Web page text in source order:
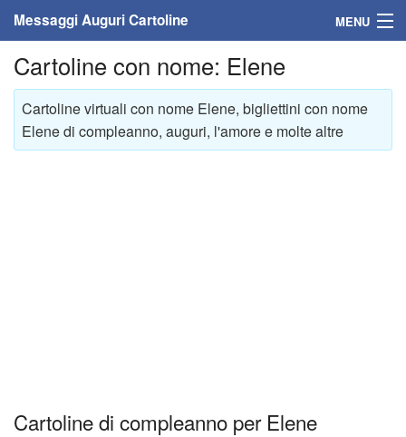
Messaggi Auguri Cartoline MENU
Home
Messaggi
Cartoline
Cartoline giorni settimana
Cartoline con nome: Elene
Cartoline virtuali con nome Elene, bigliettini con nome
Elene di compleanno, auguri, l'amore e molte altre
Cartoline di compleanno per Elene